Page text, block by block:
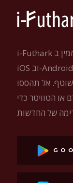
זמין ב-
iOS וב-Android. אתר זה מציע חלק מהתוכן של
שוטף. אל תהססו
או הטוויטר כדי